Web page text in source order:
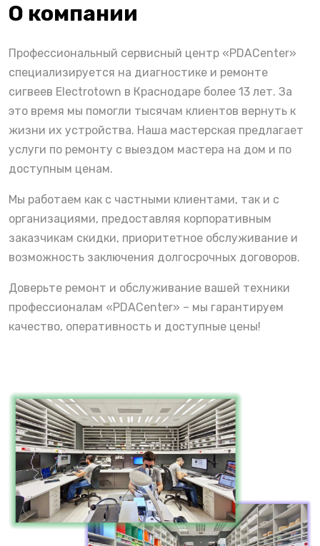
О компании
Профессиональный сервисный центр «PDACenter»
специализируется на диагностике и ремонте
сигвеев Electrotown в Краснодаре более 13 лет. За
это время мы помогли тысячам клиентов вернуть к
жизни их устройства. Наша мастерская предлагает
услуги по ремонту с выездом мастера на дом и по
доступным ценам.
Мы работаем как с частными клиентами, так и с
организациями, предоставляя корпоративным
заказчикам скидки, приоритетное обслуживание и
возможность заключения долгосрочных договоров.
Доверьте ремонт и обслуживание вашей техники
профессионалам «PDACenter» – мы гарантируем
качество, оперативность и доступные цены!